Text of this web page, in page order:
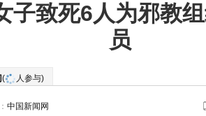
子致死6人为邪教
员
( 人参与)
中国新闻网